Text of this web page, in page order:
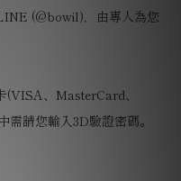
(@bowil)，由專人為您
(VISA、 MasterCard、
需請您輸入3D驗證密碼。